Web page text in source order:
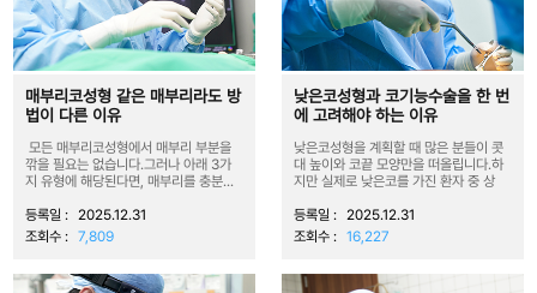
매부리코성형 같은 매부리라도 방
법이 다른 이유
모든 매부리코성형에서 매부리 부분을
깎을 필요는 없습니다.그러나 아래 3가
지 유형에 해당된다면, 매부리를 충분...
등록일 : 2025.12.31
조회수 : 7,809
낮은코성형과 코기능수술을 한 번
에 고려해야 하는 이유
낮은코성형을 계획할 때 많은 분들이 콧
대 높이와 코끝 모양만을 떠올립니다.하
지만 실제로 낮은코를 가진 환자 중 상
등록일 : 2025.12.31
조회수 : 16,227